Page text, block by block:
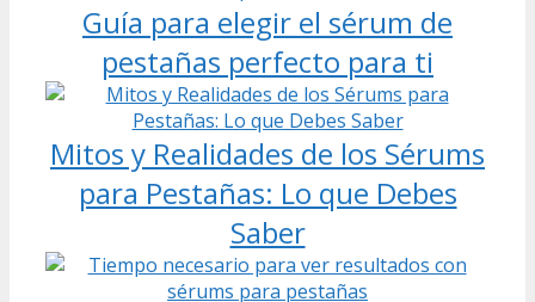
Guía para elegir el sérum de
pestañas perfecto para ti
Mitos y Realidades de los Sérums
para Pestañas: Lo que Debes
Saber